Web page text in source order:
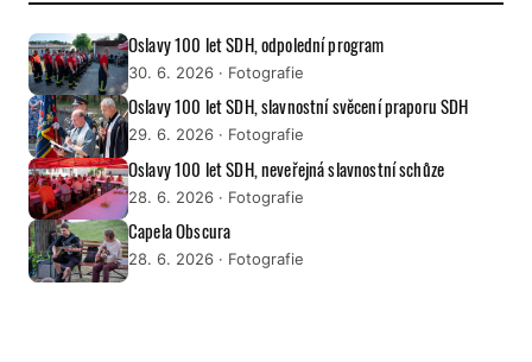
Oslavy 100 let SDH, odpolední program
30. 6. 2026 · Fotografie
Oslavy 100 let SDH, slavnostní svěcení praporu SDH
29. 6. 2026 · Fotografie
Oslavy 100 let SDH, neveřejná slavnostní schůze
28. 6. 2026 · Fotografie
Capela Obscura
28. 6. 2026 · Fotografie